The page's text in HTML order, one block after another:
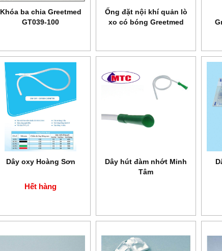
Khóa ba chia Greetmed
GT039-100
Ống đặt nội khí quản lò
xo có bóng Greetmed
Dây oxy Hoàng Sơn
Hết hàng
Dây hút đàm nhớt Minh
Tâm